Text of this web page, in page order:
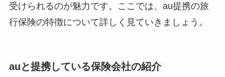
受けられるのが魅力です。ここでは、au提携の旅
行保険の特徴について詳しく見ていきましょう。
auと提携している保険会社の紹介